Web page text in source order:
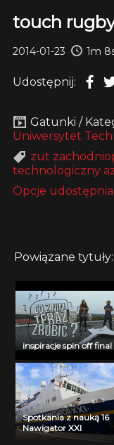
touch
2014-01-23 1m
Udostępnij:
Gatunki /
Uniwersytet
zut
technologiczny
Opcje
Powiązane tytuły:
inspiracje spin off final
Spotkania z nauką 16
Nawigator XXI